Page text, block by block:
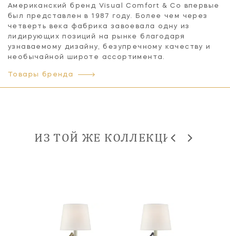
Американский бренд Visual Comfort & Co впервые
был представлен в 1987 году. Более чем через
четверть века фабрика завоевала одну из
лидирующих позиций на рынке благодаря
узнаваемому дизайну, безупречному качеству и
необычайной широте ассортимента.
Товары бренда
ИЗ ТОЙ ЖЕ КОЛЛЕКЦИИ